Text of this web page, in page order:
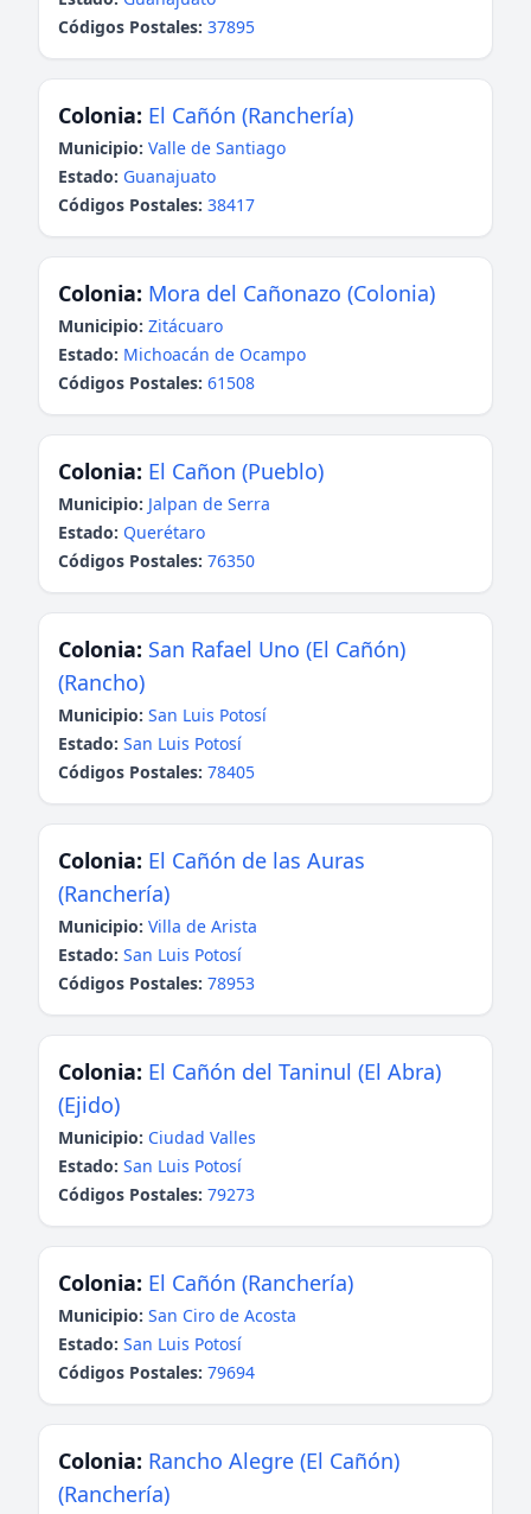
Códigos Postales: 37895
Colonia: El Cañón (Ranchería)
Municipio: Valle de Santiago
Estado: Guanajuato
Códigos Postales: 38417
Colonia: Mora del Cañonazo (Colonia)
Municipio: Zitácuaro
Estado: Michoacán de Ocampo
Códigos Postales: 61508
Colonia: El Cañon (Pueblo)
Municipio: Jalpan de Serra
Estado: Querétaro
Códigos Postales: 76350
Colonia: San Rafael Uno (El Cañón)
(Rancho)
Municipio: San Luis Potosí
Estado: San Luis Potosí
Códigos Postales: 78405
Colonia: El Cañón de las Auras
(Ranchería)
Municipio: Villa de Arista
Estado: San Luis Potosí
Códigos Postales: 78953
Colonia: El Cañón del Taninul (El Abra)
(Ejido)
Municipio: Ciudad Valles
Estado: San Luis Potosí
Códigos Postales: 79273
Colonia: El Cañón (Ranchería)
Municipio: San Ciro de Acosta
Estado: San Luis Potosí
Códigos Postales: 79694
Colonia: Rancho Alegre (El Cañón)
(Ranchería)